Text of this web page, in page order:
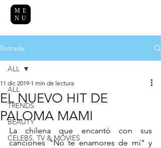
ME
NU
Entrada
ALL
TRENDS
BEAUTY
CELEBS, TV & MOVIES
ALL
EL NUEVO HIT DE
PALOMA MAMI
11 dic 2019 1 min de lectura
La chilena que encantó con sus
canciones "No te enamores de mí" y